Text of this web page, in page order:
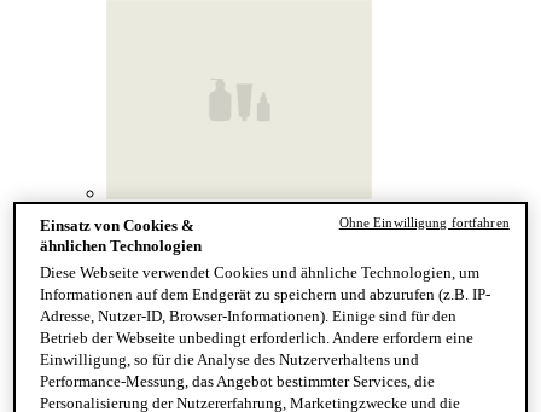
Hand & Körper
Kategorie
Handseife & Balsam
Seife am Stück
Reinigung & Peeling für den Körper
Körperbalsame und Öle
Mundpflege & Deodorants
Alle Hand- und Körperpflegeprodukte anzeigen
Einsatz von Cookies &
ähnlichen Technologien
Diese Webseite verwendet Cookies und ähnliche Technologien, um
Informationen auf dem Endgerät zu speichern und abzurufen (z.B. IP-
Adresse, Nutzer-ID, Browser-Informationen). Einige sind für den
Betrieb der Webseite unbedingt erforderlich. Andere erfordern eine
Einwilligung, so für die Analyse des Nutzerverhaltens und
Performance-Messung, das Angebot bestimmter Services, die
Personalisierung der Nutzererfahrung, Marketingzwecke und die
Ohne Einwilligung fortfahren